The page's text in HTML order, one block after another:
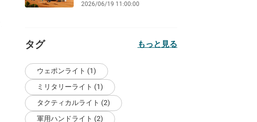
2026/06/19 11:00:00
タグ もっと見る
ウェポンライト (1)
ミリタリーライト (1)
タクティカルライト (2)
軍用ハンドライト (2)